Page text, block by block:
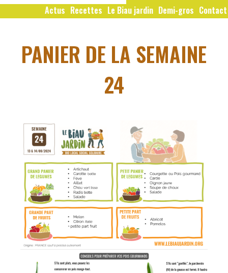
Actus Recettes Le Biau jardin Demi-gros Contact
PANIER DE LA SEMAINE
24